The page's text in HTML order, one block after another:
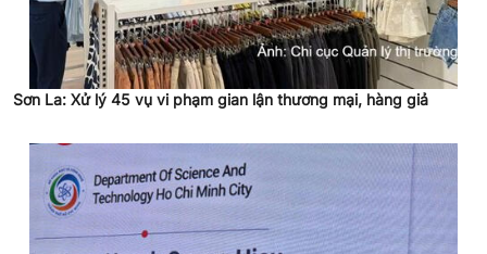
Sơn La: Xử lý 45 vụ vi phạm gian lận thương mại, hàng giả